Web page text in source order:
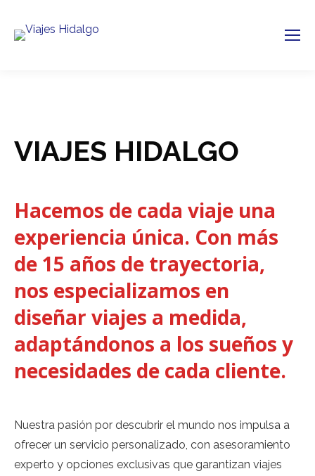
VIAJES HIDALGO
Hacemos de cada viaje una
experiencia única. Con más
de 15 años de trayectoria,
nos especializamos en
diseñar viajes a medida,
adaptándonos a los sueños y
necesidades de cada cliente.
Nuestra pasión por descubrir el mundo nos impulsa a
ofrecer un servicio personalizado, con asesoramiento
experto y opciones exclusivas que garantizan viajes